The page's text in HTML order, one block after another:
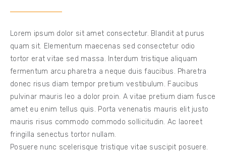
Lorem ipsum dolor sit amet consectetur. Blandit at purus
quam sit. Elementum maecenas sed consectetur odio
tortor erat vitae sed massa. Interdum tristique aliquam
fermentum arcu pharetra a neque duis faucibus. Pharetra
donec risus diam tempor pretium vestibulum. Faucibus
pulvinar mauris leo a dolor proin. A vitae pretium diam fusce
amet eu enim tellus quis. Porta venenatis mauris elit justo
mauris risus commodo commodo sollicitudin. Ac laoreet
fringilla senectus tortor nullam.
Posuere nunc scelerisque tristique vitae suscipit posuere.